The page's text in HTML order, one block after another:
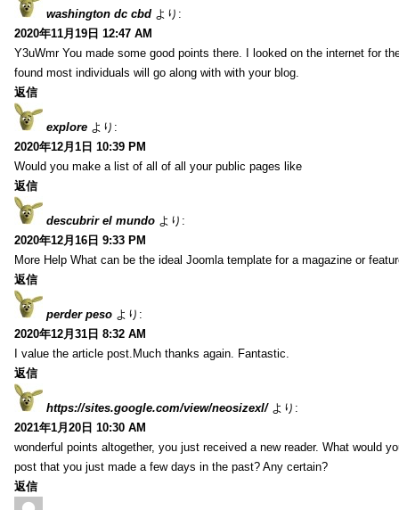
washington dc cbd より:
2020年11月19日 12:47 AM
Y3uWmr You made some good points there. I looked on the internet for
found most individuals will go along with with your blog.
返信
explore より:
2020年12月1日 10:39 PM
Would you make a list of all of all your public pages like
返信
descubrir el mundo より:
2020年12月16日 9:33 PM
More Help What can be the ideal Joomla template for a magazine or
返信
perder peso より:
2020年12月31日 8:32 AM
I value the article post.Much thanks again. Fantastic.
返信
https://sites.google.com/view/neosizexl/ より:
2021年1月20日 10:30 AM
wonderful points altogether, you just received a new reader. What would
post that you just made a few days in the past? Any certain?
返信